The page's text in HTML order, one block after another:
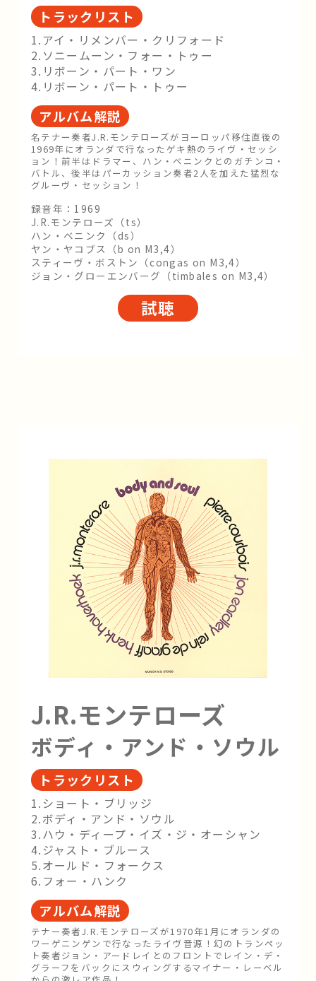
トラックリスト
1.アイ・リメンバー・クリフォード
2.ソニームーン・フォー・トゥー
3.リボーン・パート・ワン
4.リボーン・パート・トゥー
アルバム解説
名テナー奏者J.R.モンテローズがヨーロッパ移住直後の
1969年にオランダで行なったゲキ熱のライヴ・セッシ
ョン！前半はドラマー、ハン・ベニンクとのガチンコ・
バトル、後半はパーカッション奏者2人を加えた猛烈な
グルーヴ・セッション！
録音年：1969
J.R.モンテローズ（ts）
ハン・ベニンク（ds）
ヤン・ヤコブス（b on M3,4）
スティーヴ・ボストン（congas on M3,4）
ジョン・グローエンバーグ（timbales on M3,4）
試聴
J.R.モンテローズ
ボディ・アンド・ソウル
トラックリスト
1.ショート・ブリッジ
2.ボディ・アンド・ソウル
3.ハウ・ディープ・イズ・ジ・オーシャン
4.ジャスト・ブルース
5.オールド・フォークス
6.フォー・ハンク
アルバム解説
テナー奏者J.R.モンテローズが1970年1月にオランダの
ワーゲニンゲンで行なったライヴ音源！幻のトランペッ
ト奏者ジョン・アードレイとのフロントでレイン・デ・
グラーフをバックにスウィングするマイナー・レーベル